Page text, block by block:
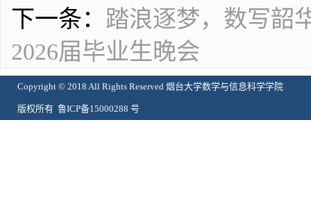
下一条： 踏浪逐梦，数写韶
2026届毕业生晚会
Copyright © 2018 All Rights Reserved 烟台大学数学与信息科学学院
版权所有 鲁ICP备15000288 号